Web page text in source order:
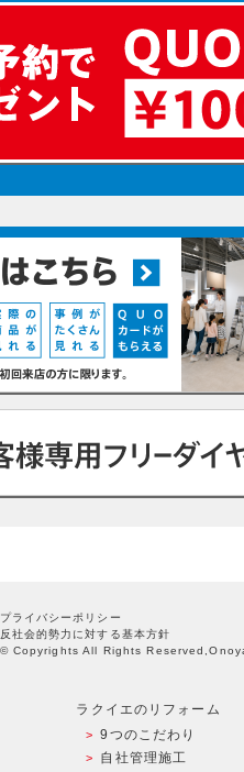
プライバシーポリシー
反社会的勢力に対する基本方針
© Copyrights All Rights
ラクイエのリフォーム
9つのこだわり
自社管理施工